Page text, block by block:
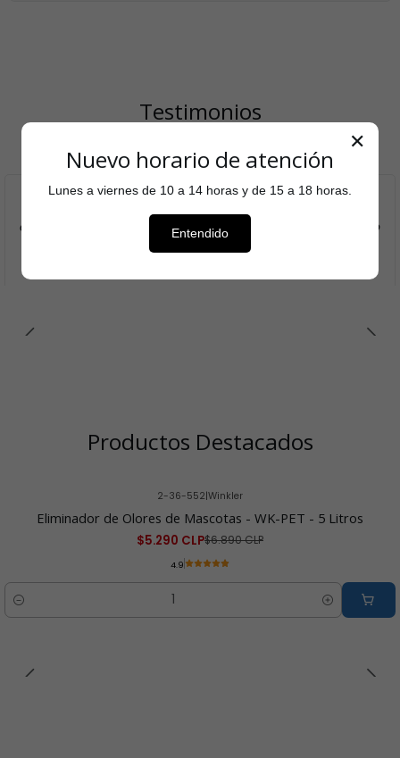
Testimonios
entregó sobre tu tienda para aumentar el reconocimiento
Productos Destacados
2-36-552|Winkler
Eliminador de Olores de Mascotas - WK-PET - 5 Litros
$5.290 CLP$6.890 CLP
4.9
Cantidad
✕
Nuevo horario de atención
Lunes a viernes de 10 a 14 horas y de 15 a 18 horas.
Entendido